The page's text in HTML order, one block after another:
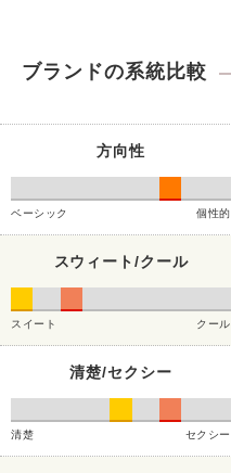
ブランドの系統比較
方向性
ベーシック 個性的
スウィート/クール
スイート クール
清楚/セクシー
清楚 セクシー